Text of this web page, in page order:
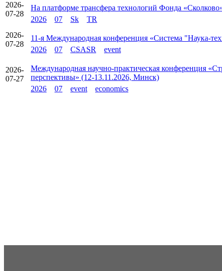
2026-
07-28
На платформе трансфера технологий Фонда
2026
07 Sk
TR
2026-
07-28
11-я Международная конференция «Система "Наука-
2026
07 CSASR event
2026-
07-27
Международная научно-практическая конференция
перспективы» (12-13.11.2026, Минск)
2026
07 event economics